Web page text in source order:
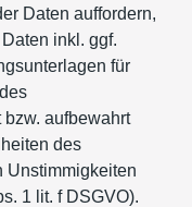
Daten auffordern,
inkl. ggf.
für
aufbewahrt
des
Unstimmigkeiten
1 lit. f DSGVO).